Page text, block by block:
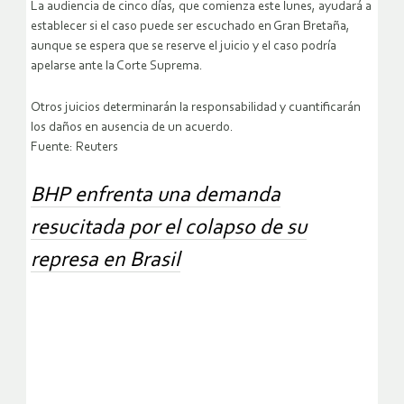
La audiencia de cinco días, que comienza este lunes, ayudará a
establecer si el caso puede ser escuchado en Gran Bretaña,
aunque se espera que se reserve el juicio y el caso podría
apelarse ante la Corte Suprema.
Otros juicios determinarán la responsabilidad y cuantificarán
los daños en ausencia de un acuerdo.
Fuente: Reuters
BHP enfrenta una demanda
resucitada por el colapso de su
represa en Brasil